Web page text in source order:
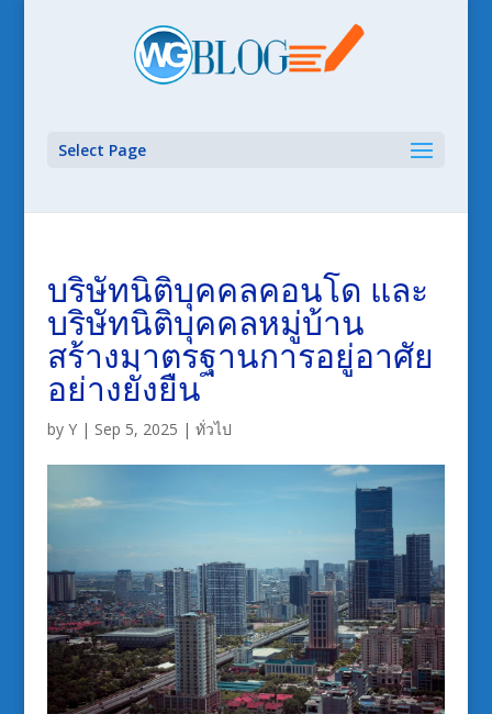
Select Page
บริษัทนิติบุคคลคอนโด และ
บริษัทนิติบุคคลหมู่บ้าน
สร้างมาตรฐานการอยู่อาศัย
อย่างยั่งยืน
by Y| Sep 5, 2025 | ทั่วไป